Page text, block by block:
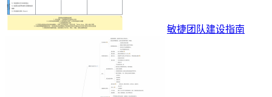
敏捷团队建设指南